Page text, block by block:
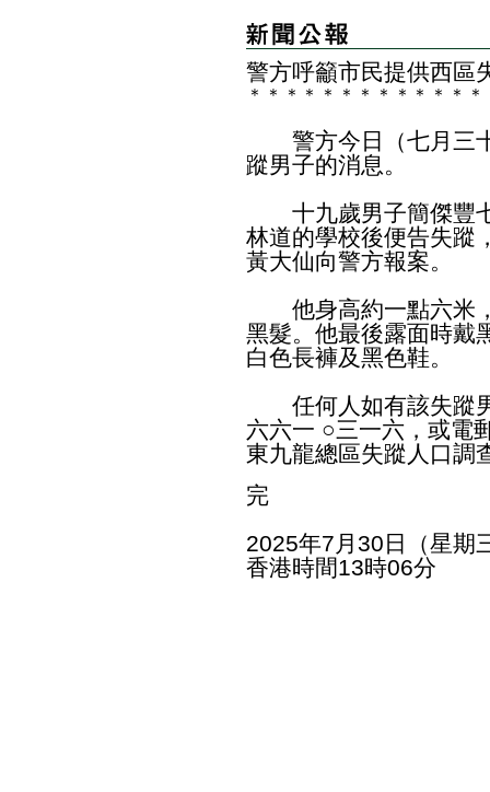
警方呼籲市民提供西區
＊ ＊ ＊ ＊ ＊ ＊ ＊ ＊ ＊ ＊ ＊ ＊ ＊
警方今日（七月三十
蹤男子的消息。
十九歲男子簡傑豐七
林道的學校後便告失蹤
黃大仙向警方報案。
他身高約一點六米，
黑髮。他最後露面時戴
白色長褲及黑色鞋。
任何人如有該失蹤男
六六一 ○三一六，或電
東九龍總區失蹤人口調
完
2025年7月30日（星期
香港時間13時06分